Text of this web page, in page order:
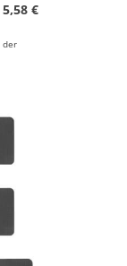
5,58 €
der